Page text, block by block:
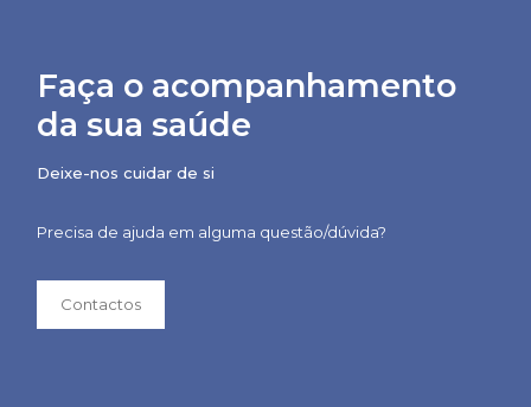
Faça o acompanhamento
da sua saúde
Deixe-nos cuidar de si
Precisa de ajuda em alguma questão/dúvida?
Contactos